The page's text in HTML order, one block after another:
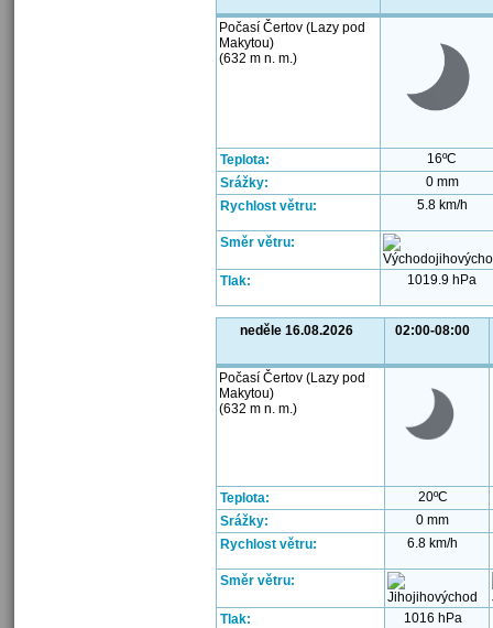
Počasí Čertov (Lazy pod
Makytou)
(632 m n. m.)
Teplota:
16ºC
Srážky:
0 mm
Rychlost větru:
5.8 km/h
Směr větru:
Tlak: 1019.9 hPa
neděle 16.08.2026 02:00-08:00
Počasí Čertov (Lazy pod
Makytou)
(632 m n. m.)
Teplota:
20ºC
Srážky:
0 mm
Rychlost větru:
6.8 km/h
Směr větru:
Tlak: 1016 hPa